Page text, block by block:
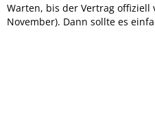
Warten, bis der Vertrag offiziell
November). Dann sollte es